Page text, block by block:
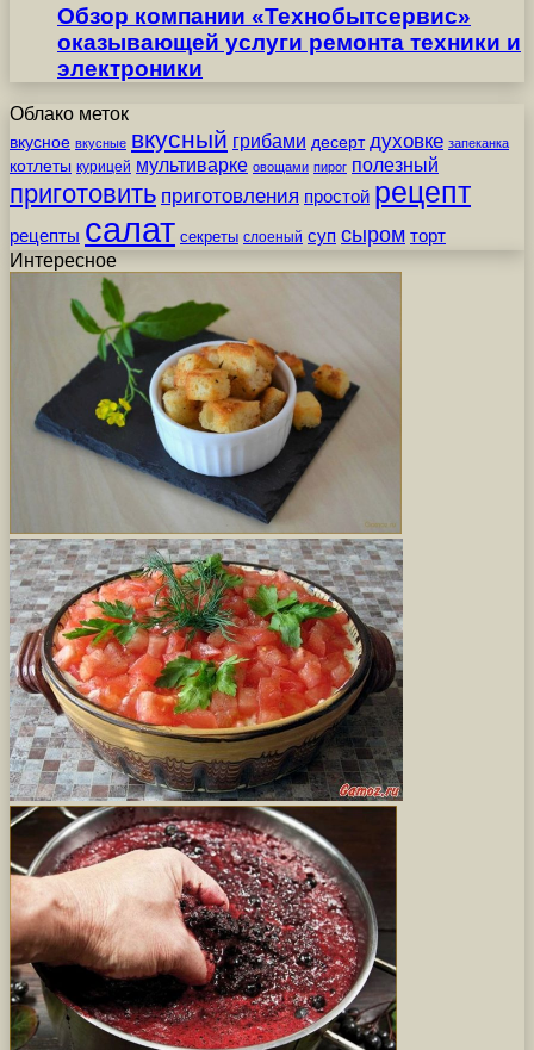
Обзор компании «Технобытсервис»
оказывающей услуги ремонта техники и
электроники
Облако меток
вкусное вкусные вкусный грибами десерт духовке запеканка
котлеты курицей мультиварке овощами пирог полезный
приготовить приготовления простой рецепт
рецепты салат секреты слоеный суп сыром торт
Интересное